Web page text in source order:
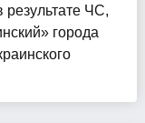
ЧС,
города